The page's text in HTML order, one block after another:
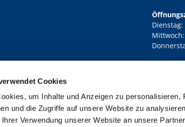
Cookies
um Inhalte und Anzeigen zu personalisieren,
und die Zugriffe auf unsere Website zu
Verwendung unserer Website an unsere
Dienstag:
Bernhard Lichtenberg Berlin-Mitte · Yorckstr. 88C,
Kontaktinformationen